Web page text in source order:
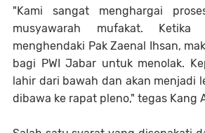
"Kami sangat menghargai
musyawarah mufakat. Ketika
menghendaki Pak Zaenal Ihsan,
bagi PWI Jabar untuk menolak.
lahir dari bawah dan akan menjadi
dibawa ke rapat pleno," tegas Kang